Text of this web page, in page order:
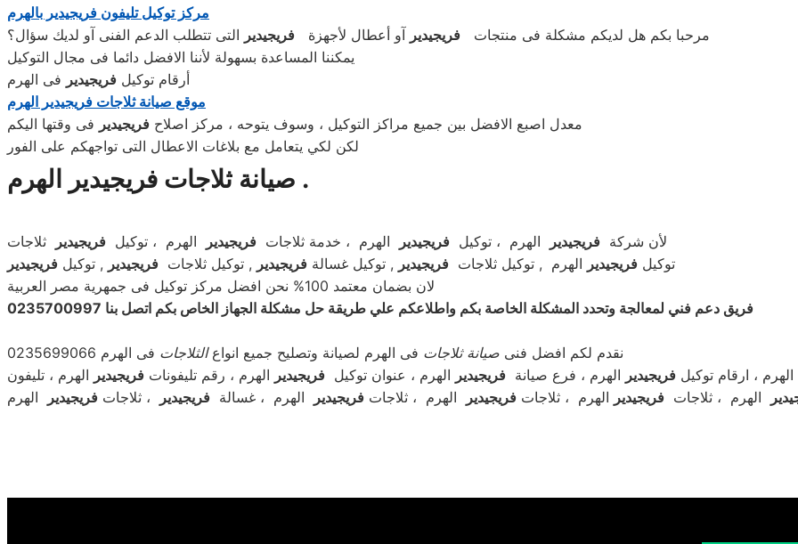
مركز توكيل تليفون فريجيدير بالهرم
مرحبا بكم هل لديكم مشكلة فى منتجات فريجيدير آو أعطال لأجهزة فريجيدير التى تتطلب الدعم الفنى آو لديك سؤال؟
يمكننا المساعدة بسهولة لأننا الافضل دائما فى مجال التوكيل
أرقام توكيل فريجيدير فى الهرم
موقع صيانة ثلاجات فريجيدير الهرم
معدل اصبع الافضل بين جميع مراكز التوكيل ، وسوف يتوحه ، مركز اصلاح فريجيدير فى وقتها اليكم
لكن لكي يتعامل مع بلاغات الاعطال التى تواجهكم على الفور
صيانة ثلاجات فريجيدير الهرم .
لأن شركة فريجيدير الهرم ، توكيل فريجيدير الهرم ، خدمة ثلاجات فريجيدير الهرم ، توكيل فريجيدير
ثلاجات
توكيل فريجيدير الهرم , توكيل ثلاجات فريجيدير , توكيل غسالة فريجيدير , توكيل ثلاجات فريجيدير , توكيل فريجيدير
لان بضمان معتمد 100% نحن افضل مركز توكيل فى جمهرية مصر العربية
فريق دعم فني لمعالجة وتحدد المشكلة الخاصة بكم واطلاعكم علي طريقة حل مشكلة الجهاز الخاص بكم اتصل بنا 0235700997
نقدم لكم افضل فنى صيانةثلاجات فى الهرم لصيانة وتصليح جميع انواعالثلاجات فى الهرم 0235699066
، ارقام توكيل فريجيدير الهرم ، فرع صيانة فريجيدير الهرم ، عنوان توكيل فريجيدير الهرم ، رقم تليفونات فريجيدير الهرم ، تليفون
الهرم ، ثلاجات فريجيدير الهرم ، ثلاجات فريجيدير الهرم ، ثلاجات فريجيدير الهرم ، غسالة فريجيدير ، ثلاجات فريجيدير